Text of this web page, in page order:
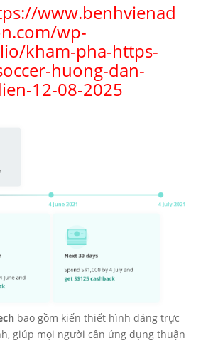
www.benhvienad
wp-
kham-pha-https-
huong-dan-
12-08-2025
bao gồm kiến thiết hình dáng trực
giúp mọi người cần ứng dụng thuận